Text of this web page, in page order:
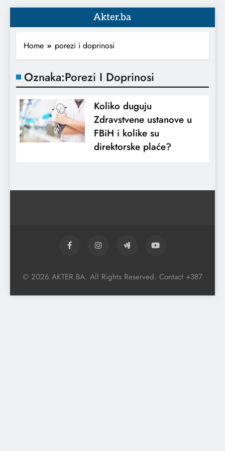
Akter.ba
Home porezi i doprinosi
Oznaka:Porezi I Doprinosi
Koliko duguju
Zdravstvene ustanove u
FBiH i kolike su
direktorske plaće?
© 2026 AKTER.BA. All Rights Reserved. Contact +387